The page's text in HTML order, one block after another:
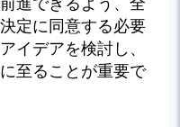
定に同意する必要
イデアを検討し、
至ることが重要で